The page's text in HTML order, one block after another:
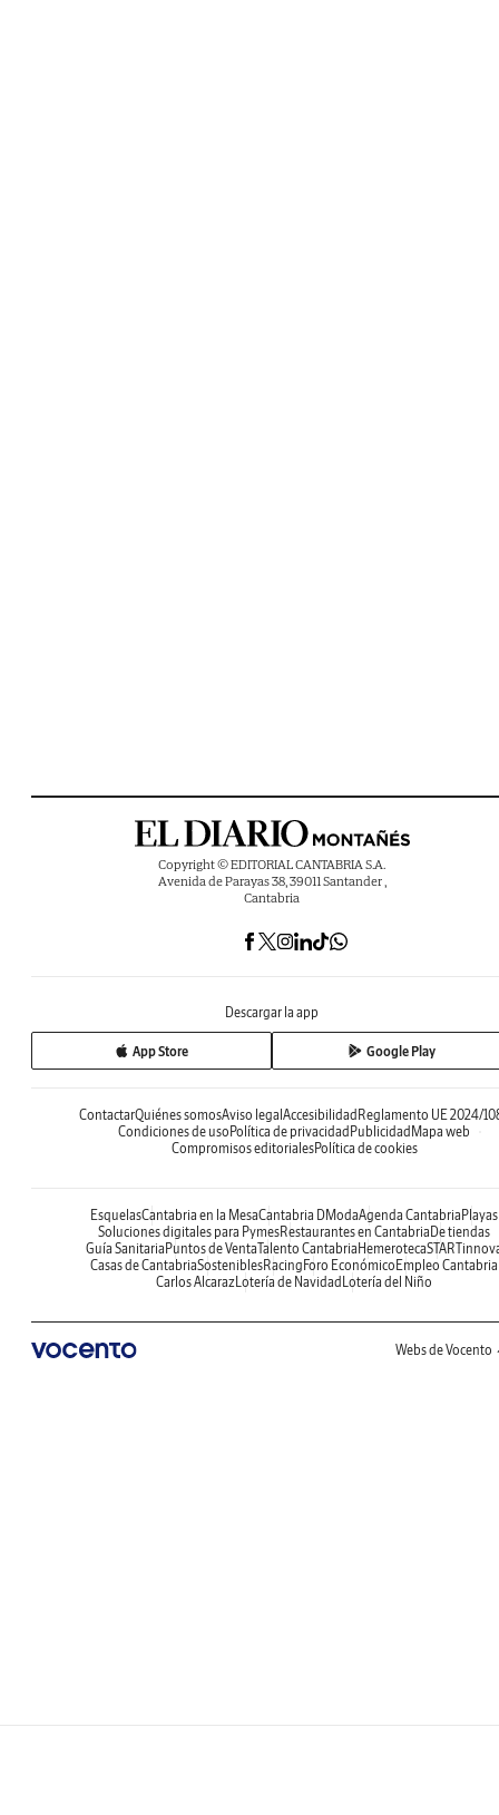
Copyright © EDITORIAL CANTABRIA S.A.
Avenida de Parayas 38, 39011 Santander ,
Cantabria
Descargar la app
App Store Google Play
ContactarQuiénes somosAviso legal Accesibilidad Reglamento UE 2024/
Condiciones de uso Política de privacidad Publicidad Mapa web
Compromisos editorialesPolítica de cookies
EsquelasCantabria en la MesaCantabria DModaAgenda Cantabria Playas
Soluciones digitales para PymesRestaurantes en Cantabria De tiendas
Guía Sanitaria Puntos de VentaTalento Cantabria Hemeroteca
Casas de CantabriaSosteniblesRacing Foro Económico Empleo Cantabria
Carlos AlcarazLotería de Navidad Lotería del Niño
Webs de Vocento